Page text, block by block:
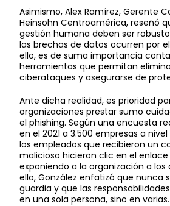
Asimismo, Alex Ramírez, Gerente
Heinsohn Centroamérica, reseñó
gestión humana deben ser
las brechas de datos ocurren por
ello, es de suma importancia
herramientas que permitan
ciberataques y asegurarse de
Ante dicha realidad, es prioridad
organizaciones prestar sumo
el phishing. Según una encuesta
en el 2021 a 3.500 empresas a
los empleados que recibieron un
malicioso hicieron clic en el
exponiendo a la organización a
ello, González enfatizó que nunca
guardia y que las
en una sola persona, sino en varias.